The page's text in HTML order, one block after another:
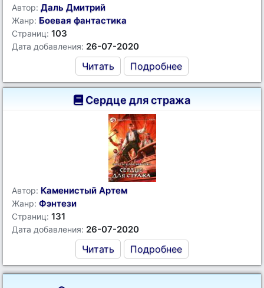
Автор: Даль Дмитрий
Жанр: Боевая фантастика
Страниц: 103
Дата добавления: 26-07-2020
Читать Подробнее
Сердце для стража
Автор: Каменистый Артем
Жанр: Фэнтези
Страниц: 131
Дата добавления: 26-07-2020
Читать Подробнее